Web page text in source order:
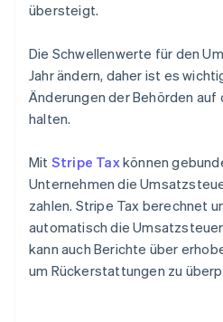
übersteigt.
Die Schwellenwerte für den
Jahr ändern, daher ist es
Änderungen der Behörden auf
halten.
Mit Stripe Taxkönnen
Unternehmen die
zahlen. Stripe Tax berechnet
automatisch die
kann auch Berichte über
um Rückerstattungen zu